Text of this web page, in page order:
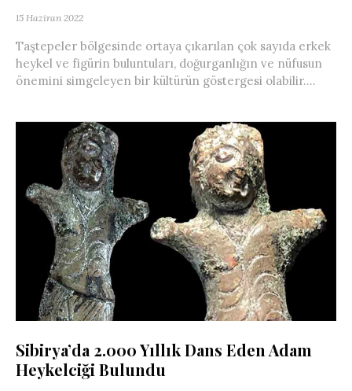
15 Haziran 2022
Taştepeler bölgesinde ortaya çıkarılan çok sayıda erkek
heykel ve figürin buluntuları, doğurganlığın ve nüfusun
önemini simgeleyen bir kültürün göstergesi olabilir....
Sibirya’da 2.000 Yıllık Dans Eden Adam
Heykelciği Bulundu